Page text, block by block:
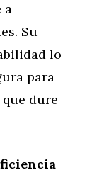
a
Su
lo
para
dure